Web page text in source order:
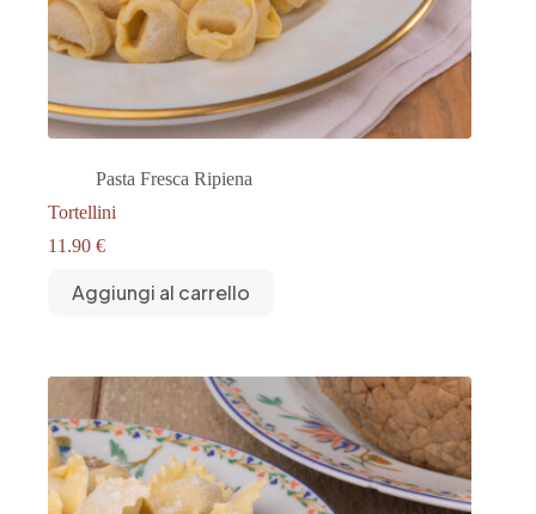
Pasta Fresca Ripiena
Tortellini
11.90 €
Aggiungi al carrello